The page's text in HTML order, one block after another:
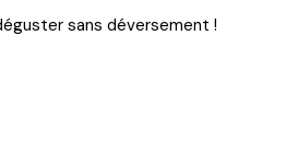
sans déversement !